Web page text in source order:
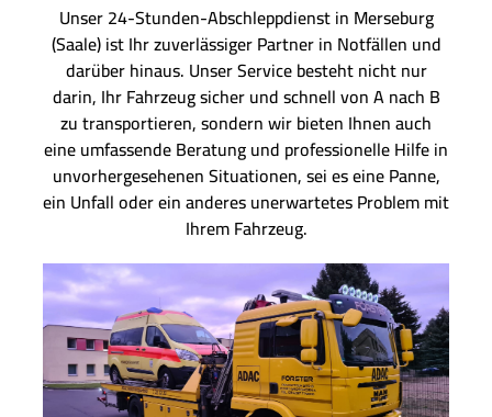
Unser 24-Stunden-Abschleppdienst in Merseburg
(Saale) ist Ihr zuverlässiger Partner in Notfällen und
darüber hinaus. Unser Service besteht nicht nur
darin, Ihr Fahrzeug sicher und schnell von A nach B
zu transportieren, sondern wir bieten Ihnen auch
eine umfassende Beratung und professionelle Hilfe in
unvorhergesehenen Situationen, sei es eine Panne,
ein Unfall oder ein anderes unerwartetes Problem mit
Ihrem Fahrzeug.